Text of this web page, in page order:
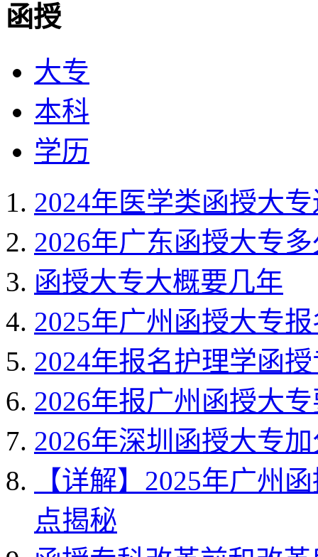
函授
大专
本科
学历
2024年医学类函授大
2026年广东函授大专
函授大专大概要几年
2025年广州函授大专
2024年报名护理学函
2026年报广州函授大
2026年深圳函授大专
【详解】2025年广州
点揭秘